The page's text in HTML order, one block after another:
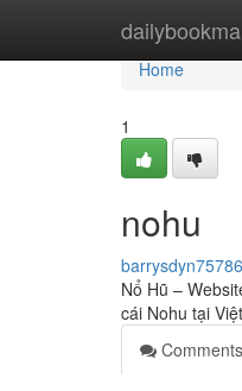
Home
Home
1
nohu
Nổ Hũ –
cái Nohu tại
Comments